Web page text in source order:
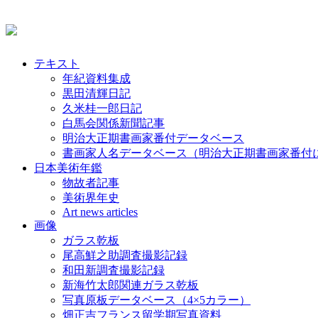
テキスト
年紀資料集成
黒田清輝日記
久米桂一郎日記
白馬会関係新聞記事
明治大正期書画家番付データベース
書画家人名データベース（明治大正期書画家番付
日本美術年鑑
物故者記事
美術界年史
Art news articles
画像
ガラス乾板
尾高鮮之助調査撮影記録
和田新調査撮影記録
新海竹太郎関連ガラス乾板
写真原板データベース（4×5カラー）
畑正吉フランス留学期写真資料